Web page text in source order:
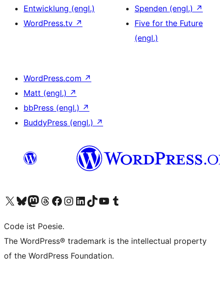
Entwicklung (engl.)
WordPress.tv ↗
Spenden (engl.) ↗
Five for the Future
(engl.)
WordPress.com ↗
Matt (engl.) ↗
bbPress (engl.) ↗
BuddyPress (engl.) ↗
Unser X-Konto (früher Twitter) besuchen
Unser Bluesky-Konto besuchen
Unser Mastodon-Konto besuchen
Unser Threads-Konto besuchen
Unsere Facebook-Seite besuchen
Unser Instagram-Konto besuchen
Unser LinkedIn-Konto besuchen
Unser TikTok-Konto besuchen
Unseren YouTube-Kanal besuchen
Unser Tumblr-Konto besuchen
Code ist Poesie.
The WordPress® trademark is the intellectual property
of the WordPress Foundation.